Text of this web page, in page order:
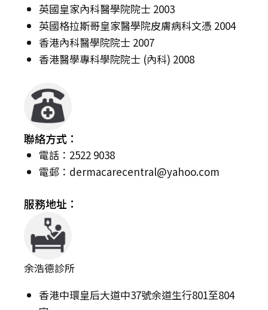
英國皇家內科醫學院院士 2003
英國格拉斯哥皇家醫學院皮膚病科文憑 2004
香港內科醫學院院士 2007
香港醫學專科學院院士 (內科) 2008
聯絡方式：
電話：2522 9038
電郵： dermacarecentral@yahoo.com
服務地址：
余浩德診所
香港中環皇后大道中37號余道生行801至804